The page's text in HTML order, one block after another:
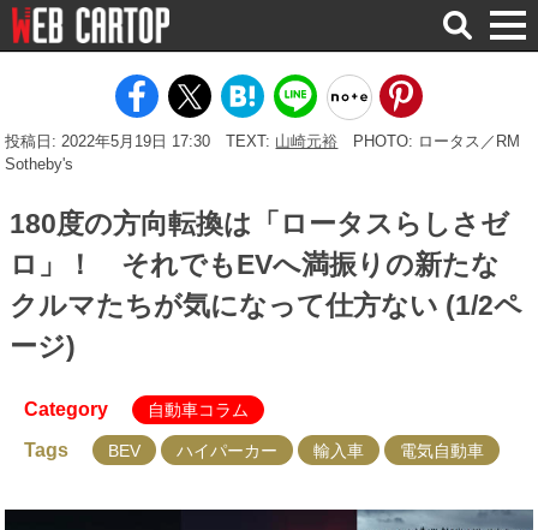
検
索
投稿日: 2022年5月19日 17:30 TEXT: 山崎元裕
PHOTO: ロータス／RM
Sotheby's
180度の方向転換は「ロータスらしさゼ
ロ」！ それでもEVへ満振りの新たな
クルマたちが気になって仕方ない (1/2ペ
ージ)
Category 自動車コラム
Tags BEV ハイパーカー 輸入車 電気自動車